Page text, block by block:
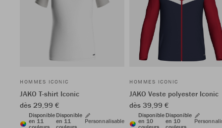
HOMMES ICONIC
JAKO T-shirt Iconic
dès 29,99 €
Disponible
en 11
Disponible
en 11
Personnalisable
HOMMES ICONIC
JAKO Veste polyester Iconic
dès 39,99 €
Disponible
en 10
Disponible
en 10